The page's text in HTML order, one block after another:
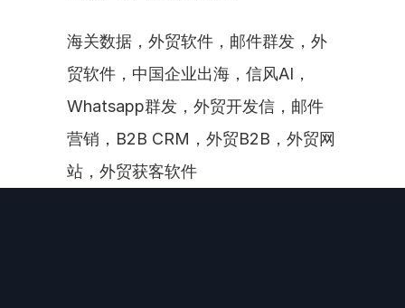
海关数据，外贸软件，邮件群发，外
贸软件，中国企业出海，信风AI，
Whatsapp群发，外贸开发信，邮件
营销，B2B CRM，外贸B2B，外贸网
站，外贸获客软件